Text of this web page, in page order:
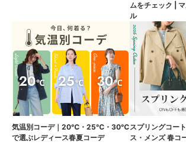
ムをチェック |
ル
気温別コーデ｜20℃・25℃・30℃
で選ぶレディース春夏コーデ
スプリングコー
ス・メンズ 春コ